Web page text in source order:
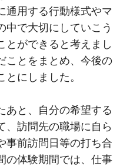
通用する行動様式やマ
中で大切にしていこう
とができると考えまし
ことをまとめ、今後の
にしました。
あと、自分の希望する
、訪問先の職場に自ら
事前訪問日等の打ち合
の体験期間では、仕事